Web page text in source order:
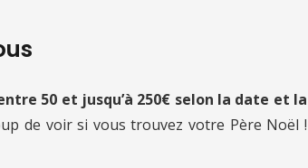
50 et jusqu’à 250€ selon la date et la
de voir si vous trouvez votre Père Noël !